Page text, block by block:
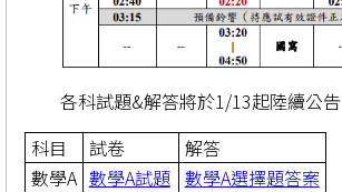
各科試題&解答將於1/13起陸續公告
科目
試卷
解答
數學A 數學A試題 數學A選擇題答案